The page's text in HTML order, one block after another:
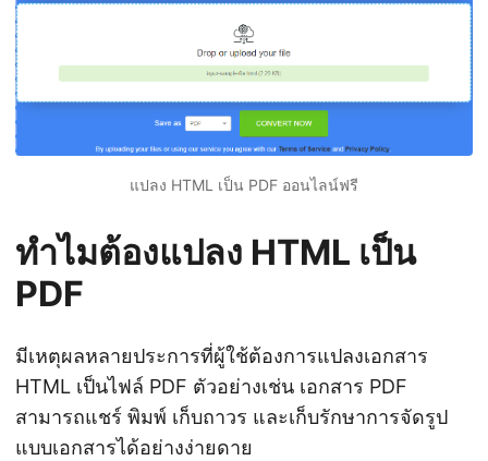
แปลง HTML เป็น PDF ออนไลน์ฟรี
ทำไมต้องแปลง HTML เป็น
PDF
มีเหตุผลหลายประการที่ผู้ใช้ต้องการแปลงเอกสาร
HTML เป็นไฟล์ PDF ตัวอย่างเช่น เอกสาร PDF
สามารถแชร์ พิมพ์ เก็บถาวร และเก็บรักษาการจัดรูป
แบบเอกสารได้อย่างง่ายดาย